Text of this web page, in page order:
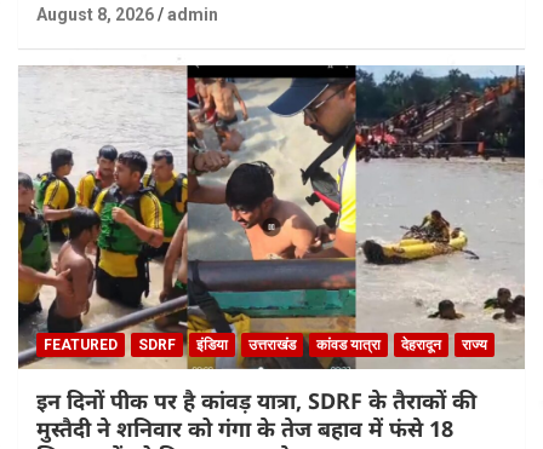
August 8, 2026 admin
FEATURED SDRF इंडिया उत्तराखंड कांवड यात्रा देहरादून राज्य
इन दिनों पीक पर है कांवड़ यात्रा, SDRF के तैराकों की
मुस्तैदी ने शनिवार को गंगा के तेज बहाव में फंसे 18